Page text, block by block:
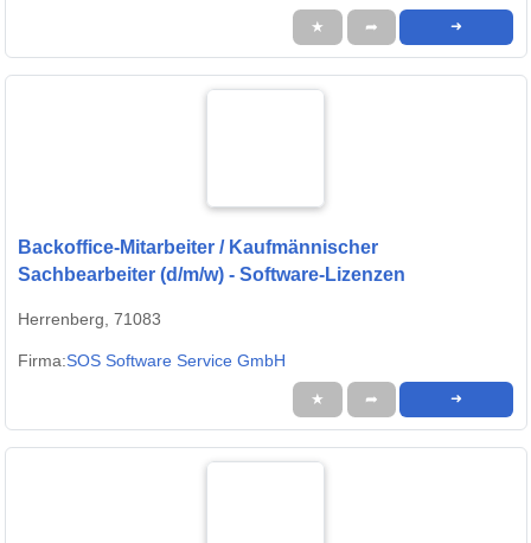
★ ➦ ➜
Backoffice-Mitarbeiter / Kaufmännischer
Sachbearbeiter (d/m/w) - Software-Lizenzen
Herrenberg, 71083
Firma:SOS Software Service GmbH
★ ➦ ➜